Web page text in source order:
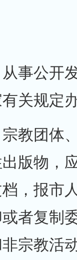
事公开
关规定
教团体
版物，
，报市
者复制
教活动